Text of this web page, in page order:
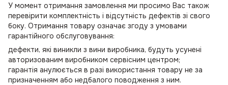
У момент отримання замовлення ми просимо Вас також
перевірити комплектність і відсутність дефектів зі свого
боку. Отримання товару означає згоду з умовами
гарантійного обслуговування:
дефекти, які виникли з вини виробника, будуть усунені
авторизованим виробником сервісним центром;
гарантія анулюється в разі використання товару не за
призначенням або недбалого поводження з ним.